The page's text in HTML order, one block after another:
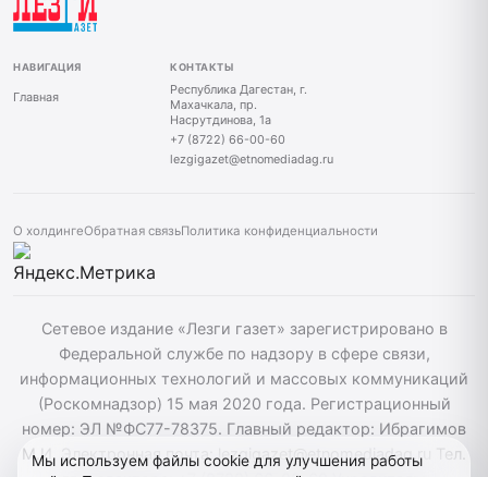
НАВИГАЦИЯ
Главная
КОНТАКТЫ
Республика Дагестан, г.
Махачкала, пр.
Насрутдинова, 1а
+7 (8722) 66-00-60
lezgigazet@etnomediadag.ru
О холдингеОбратная связьПолитика конфиденциальности
Сетевое издание «Лезги газет» зарегистрировано в
Федеральной службе по надзору в сфере связи,
информационных технологий и массовых коммуникаций
(Роскомнадзор) 15 мая 2020 года. Регистрационный
номер: ЭЛ №ФС77-78375. Главный редактор: Ибрагимов
М.И. Электронная почта: lezgigazet@etnomediadag.ru Тел.
Мы используем файлы cookie для улучшения работы